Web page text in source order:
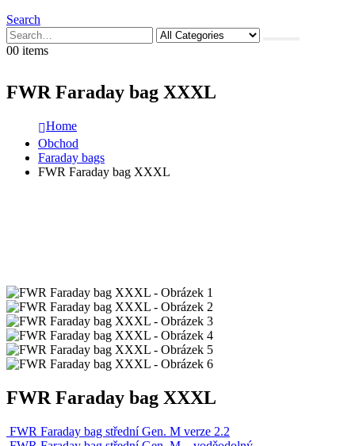
Search
00 items
FWR Faraday bag XXXL
Home
Obchod
Faraday bags
FWR Faraday bag XXXL
FWR Faraday bag XXXL
FWR Faraday bag střední Gen. M verze 2.2